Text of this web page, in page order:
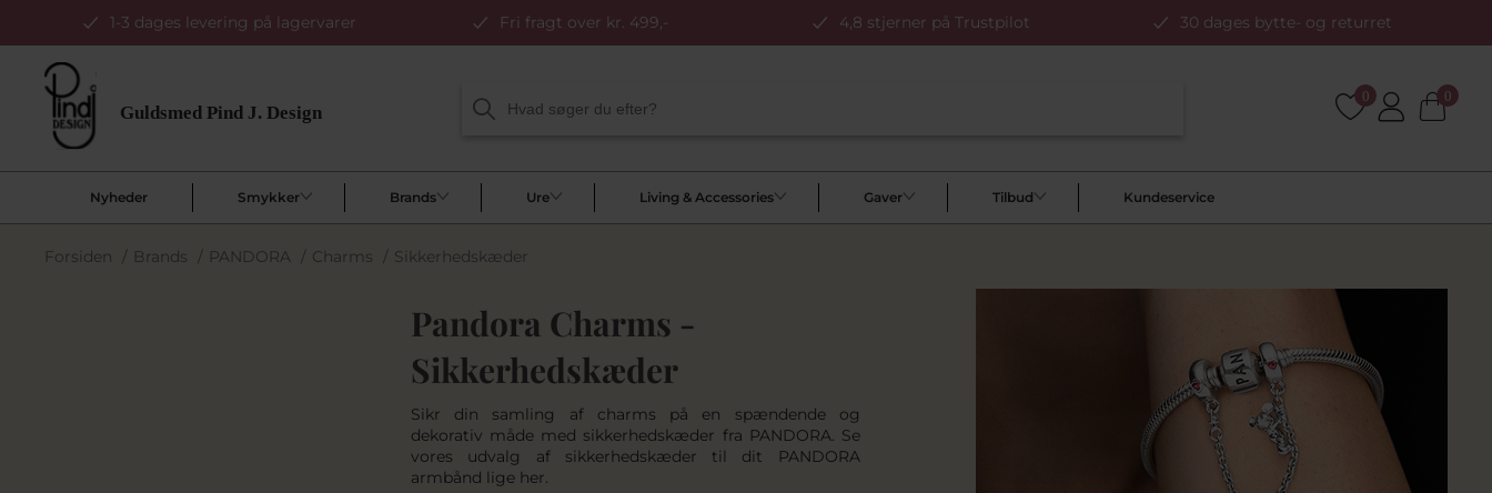
1-3 dages levering på lagervarer Fri fragt over kr. 499,- 4,8 stjerner på Trustpilot 30 dages bytte- og returret
0 0
Nyheder Smykker Brands Ure Living & Accessories Gaver Tilbud Kundeservice
Forsiden / Brands / PANDORA / Charms / Sikkerhedskæder
Pandora Charms -
Sikkerhedskæder
Sikr din samling af charms på en spændende og
dekorativ måde med sikkerhedskæder fra PANDORA. Se
vores udvalg af sikkerhedskæder til dit PANDORA
armbånd lige her.